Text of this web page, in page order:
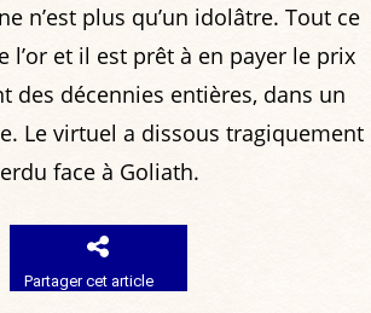
n’est plus qu’un idolâtre. Tout ce
l’or et il est prêt à en payer le prix
des décennies entières, dans un
Le virtuel a dissous tragiquement
face à Goliath.
Partager cet article